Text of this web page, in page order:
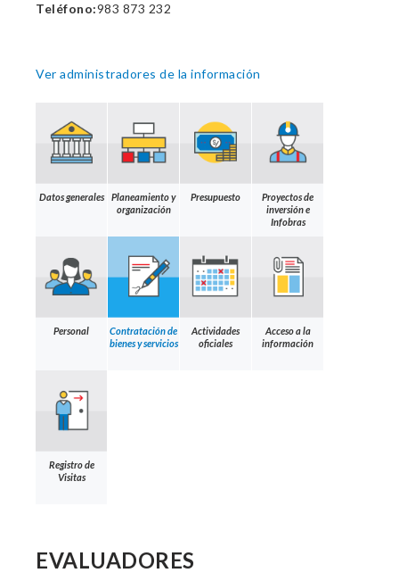
Teléfono:983 873 232
Ver administradores de la información
Datos generales
Planeamiento y
organización
Presupuesto
Proyectos de
inversión e
Infobras
Personal
Contratación de
bienes y servicios
Actividades
oficiales
Acceso a la
información
Registro de
Visitas
EVALUADORES